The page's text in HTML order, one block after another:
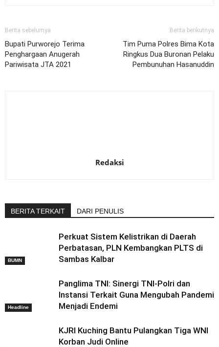
Berita sebelumya
Bupati Purworejo Terima
Penghargaan Anugerah
Pariwisata JTA 2021
Berita berikutnya
Tim Puma Polres Bima Kota
Ringkus Dua Buronan Pelaku
Pembunuhan Hasanuddin
Redaksi
BERITA TERKAIT DARI PENULIS
BUMN
Perkuat Sistem Kelistrikan di Daerah
Perbatasan, PLN Kembangkan PLTS di
Sambas Kalbar
Headline
Panglima TNI: Sinergi TNI-Polri dan
Instansi Terkait Guna Mengubah Pandemi
Menjadi Endemi
KJRI Kuching Bantu Pulangkan Tiga WNI
Korban Judi Online